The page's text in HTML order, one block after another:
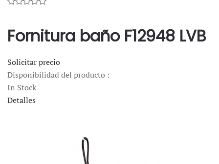
Fornitura baño F12948 LVB
Solicitar precio
Disponibilidad del producto :
In Stock
Detalles